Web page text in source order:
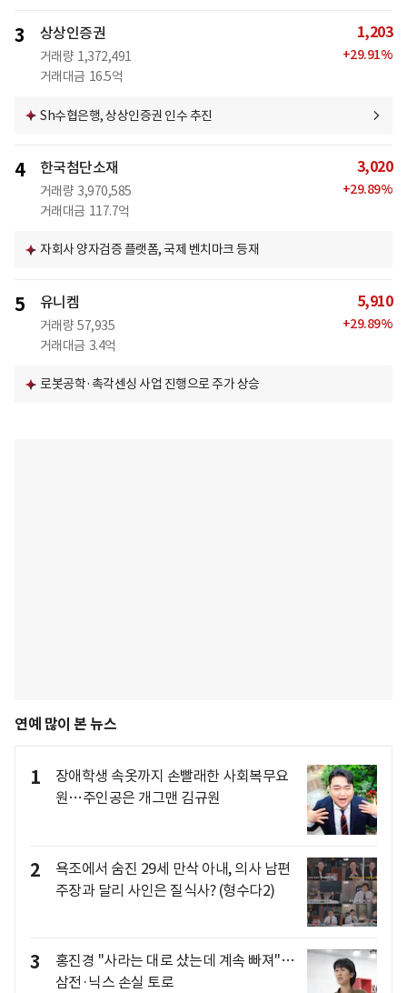
3 상상인증권
거래량 1,372,491
거래대금 16.5억
1,203
+29.91%
Sh수협은행, 상상인증권 인수 추진
4 한국첨단소재
거래량 3,970,585
거래대금 117.7억
3,020
+29.89%
자회사 양자검증 플랫폼, 국제 벤치마크 등재
5 유니켐
거래량 57,935
거래대금 3.4억
5,910
+29.89%
로봇공학·촉각센싱 사업 진행으로 주가 상승
연예 많이 본 뉴스
1
장애학생 속옷까지 손빨래한 사회복무요
원…주인공은 개그맨 김규원
2
욕조에서 숨진 29세 만삭 아내, 의사 남편
주장과 달리 사인은 질식사? (형수다2)
3
홍진경 "사라는 대로 샀는데 계속 빠져"…
삼전·닉스 손실 토로